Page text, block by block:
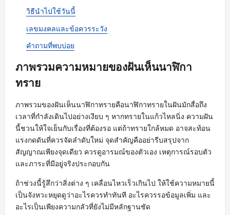
วิธีนำไปใช้วันนี้
เลขมงคลและข้อควรระวัง
คำถามที่พบบ่อย
ภาพรวมความหมายของฝันเห็นนาฬิกา
ทราย
ภาพรวมของฝันเห็นนาฬิกาทรายคือนาฬิกาทรายในฝันมักสื่อถึง
เวลาที่กำลังเดินไปอย่างเงียบ ๆ หากทรายในแก้วไหลนิ่ง ความฝัน
นี้ชวนให้ใจเย็นกับเรื่องที่ต้องรอ แต่ถ้าทรายใกล้หมด อาจสะท้อน
แรงกดดันที่ควรจัดลำดับใหม่ จุดสำคัญคืออย่ารีบสรุปจาก
สัญญาณเพียงจุดเดียว ควรดูอารมณ์ของตัวเอง เหตุการณ์รอบตัว
และภาระที่มีอยู่จริงประกอบกัน
ถ้าช่วงนี้รู้สึกว่าสิ่งต่าง ๆ เคลื่อนไหวเร็วเกินไป ให้ใช้ความหมายนี้
เป็นจังหวะหยุดดูว่าอะไรควรทำทันที อะไรควรรอข้อมูลเพิ่ม และ
อะไรเป็นเพียงความกลัวที่ยังไม่มีหลักฐานชัด